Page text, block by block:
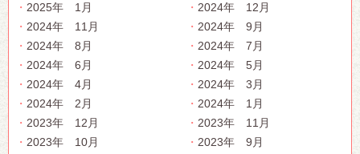
2025年 1月
2024年 12月
2024年 11月
2024年 9月
2024年 8月
2024年 7月
2024年 6月
2024年 5月
2024年 4月
2024年 3月
2024年 2月
2024年 1月
2023年 12月
2023年 11月
2023年 10月
2023年 9月